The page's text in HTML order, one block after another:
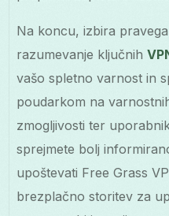
Na koncu, izbira
razumevanje ključnih
vašo spletno varnost in
poudarkom na
zmogljivosti ter
sprejmete bolj
upoštevati Free Grass
brezplačno storitev za